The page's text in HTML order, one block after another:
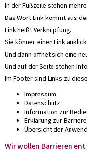
In der Fußzeile stehen
Das Wort Link kommt aus
Link heißt Verknüpfung.
Sie können einen Link
Und dann öffnet sich eine
Und auf der Seite stehen
Im Footer sind Links zu
Impressum
Datenschutz
Information zur
Erklärung zur
Übersicht der
Wir wollen Barrieren